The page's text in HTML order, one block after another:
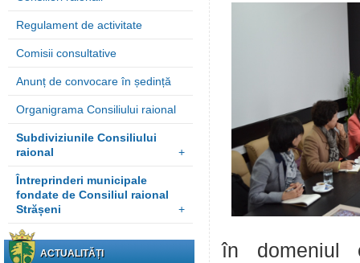
Regulament de activitate
Comisii consultative
Anunț de convocare în ședință
Organigrama Consiliului raional
Subdiviziunile Consiliului
raional
+
Întreprinderi municipale
fondate de Consiliul raional
Strășeni
+
ACTUALITĂȚI
în domeniul